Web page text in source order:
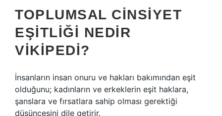
TOPLUMSAL CINSIYET
EŞITLIĞI NEDIR
VIKIPEDI?
İnsanların insan onuru ve hakları bakımından eşit
olduğunu; kadınların ve erkeklerin eşit haklara,
şanslara ve fırsatlara sahip olması gerektiği
düşüncesini dile getirir.